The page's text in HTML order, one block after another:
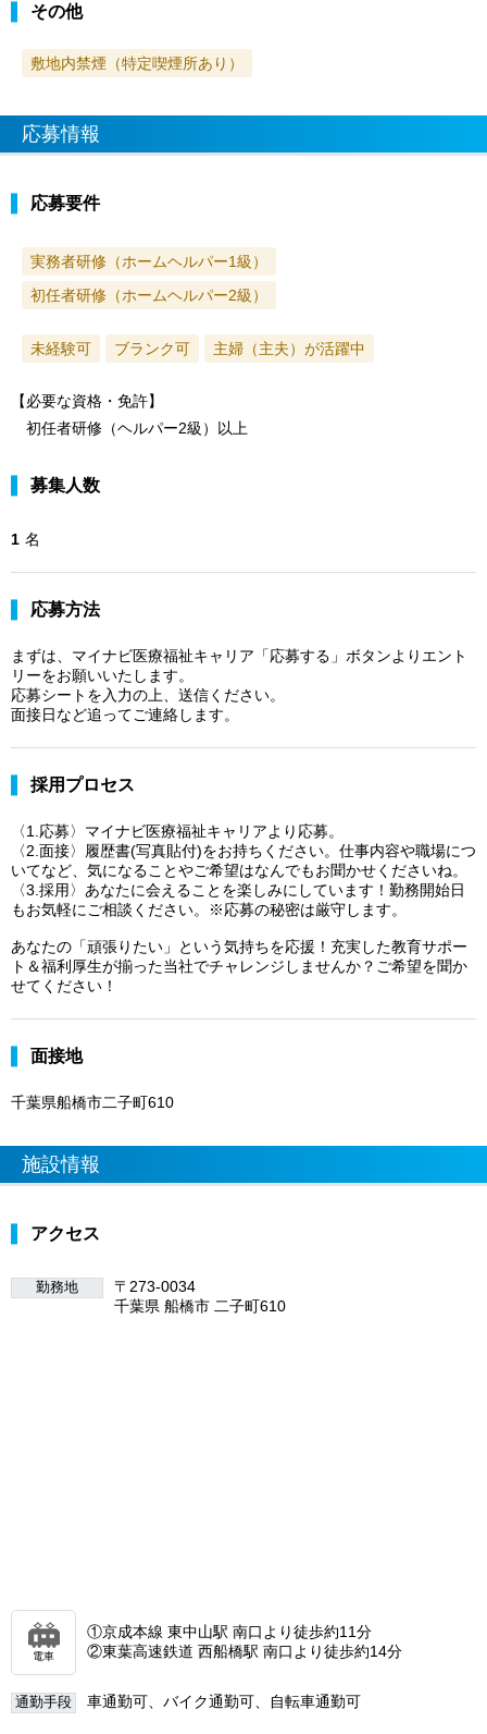
その他
敷地内禁煙（特定喫煙所あり）
応募情報
応募要件
実務者研修（ホームヘルパー1級）
初任者研修（ホームヘルパー2級）
未経験可 ブランク可 主婦（主夫）が活躍中
【必要な資格・免許】
初任者研修（ヘルパー2級）以上
募集人数
1 名
応募方法
まずは、マイナビ医療福祉キャリア「応募する」ボタンよりエント
リーをお願いいたします。
応募シートを入力の上、送信ください。
面接日など追ってご連絡します。
採用プロセス
〈1.応募〉マイナビ医療福祉キャリアより応募。
〈2.面接〉履歴書(写真貼付)をお持ちください。仕事内容や職場につ
いてなど、気になることやご希望はなんでもお聞かせくださいね。
〈3.採用〉あなたに会えることを楽しみにしています！勤務開始日
もお気軽にご相談ください。※応募の秘密は厳守します。
あなたの「頑張りたい」という気持ちを応援！充実した教育サポー
ト＆福利厚生が揃った当社でチャレンジしませんか？ご希望を聞か
せてください！
面接地
千葉県船橋市二子町610
施設情報
アクセス
勤務地
〒273-0034
千葉県 船橋市 二子町610
電車
①京成本線 東中山駅 南口より徒歩約11分
②東葉高速鉄道 西船橋駅 南口より徒歩約14分
通勤手段 車通勤可、バイク通勤可、自転車通勤可